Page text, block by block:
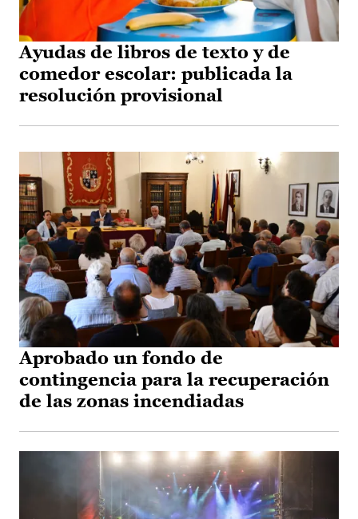
Ayudas de libros de texto y de
comedor escolar: publicada la
resolución provisional
Aprobado un fondo de
contingencia para la recuperación
de las zonas incendiadas